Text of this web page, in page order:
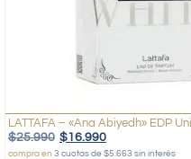
LATTAFA – «Ana Abiyedh» EDP
$25.990 $16.990
compra en 3 cuotas de $5.663 sin interés